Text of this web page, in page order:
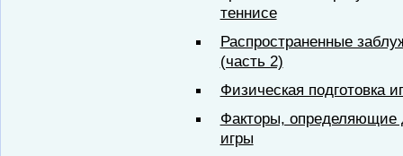
теннисе
Распространенные
(часть 2)
Физическая подготовка
Факторы, определяющие
игры